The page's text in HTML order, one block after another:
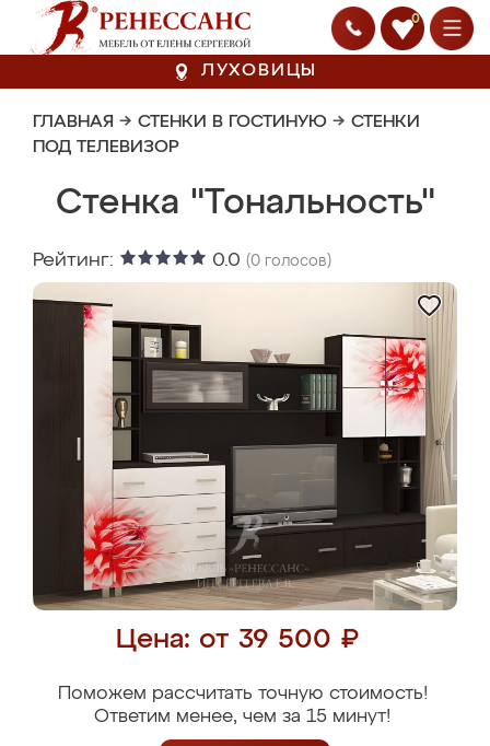
0
ЛУХОВИЦЫ
ГЛАВНАЯ → СТЕНКИ В ГОСТИНУЮ → СТЕНКИ
ПОД ТЕЛЕВИЗОР
Стенка "Тональность"
Рейтинг: 0.0 (0 голосов)
Цена: от 39 500 ₽
Поможем рассчитать точную стоимость!
Ответим менее, чем за 15 минут!